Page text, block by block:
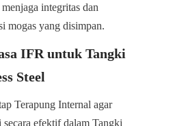
integritas dan
mogas yang disimpan.
IFR untuk Tangki
Steel
Terapung Internal agar
secara efektif dalam Tangki